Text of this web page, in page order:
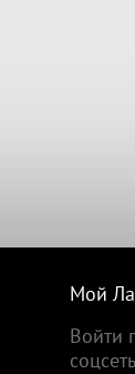
Мой
Войти
соцсеть